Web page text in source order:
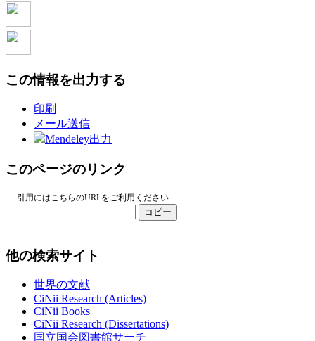
この情報を出力する
印刷
メール送信
Mendeley出力
このページのリンク
引用にはこちらのURLをご利用ください
コピー
他の検索サイト
世界の文献
CiNii Research (Articles)
CiNii Books
CiNii Research (Dissertations)
国立国会図書館サーチ